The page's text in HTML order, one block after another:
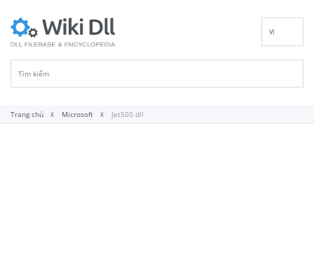
VI
Trang chủ Microsoft Jet500.dll